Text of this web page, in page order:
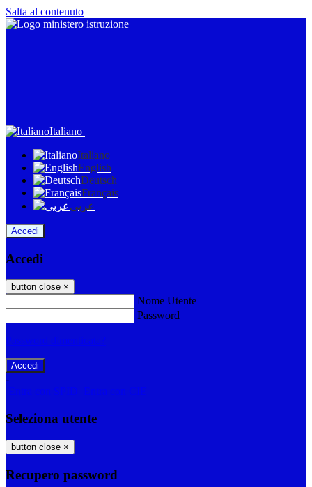
Salta al contenuto
Italiano
Italiano
English
Deutsch
Français
عربى
Accedi
Accedi
button close ×
Nome Utente
Password
Password dimenticata?
-
Entra con SPID
Entra con CIE
Seleziona utente
button close ×
Recupero password